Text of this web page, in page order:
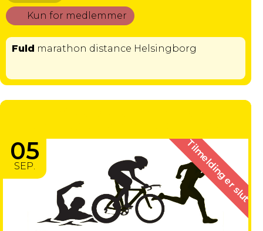
Kun for medlemmer
Fuld marathon distance Helsingborg
05
SEP. Tilmelding er slut